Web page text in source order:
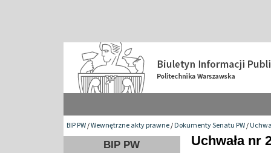
BIP PW/Wewnętrzne akty prawne/Dokumenty Senatu PW/
BIP PW Uchwała nr